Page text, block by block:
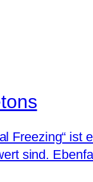
Freezing“ ist
sind.